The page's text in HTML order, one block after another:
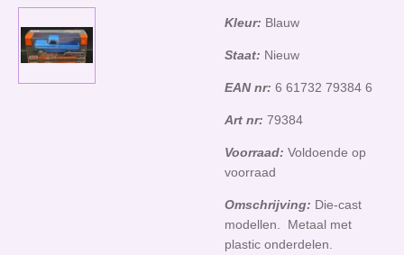
Kleur: Blauw
Staat: Nieuw
EAN nr: 6 61732 79384 6
Art nr: 79384
Voorraad: Voldoende op
voorraad
Omschrijving: Die-cast
modellen. Metaal met
plastic onderdelen.